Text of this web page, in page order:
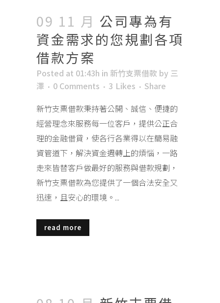
09 11 月 公司專為有
資金需求的您規劃各項
借款方案
Posted at 01:43h in 新竹支票借款 by 三
澤
0 Comments 3 Likes
Share
新竹支票借款秉持著公開、誠信、便捷的
經營理念來服務每一位客戶，提供公正合
理的金融借貸，使各行各業得以在簡易融
資管道下，解決資金週轉上的煩惱，一路
走來皆替客戶做最好的服務與借款規劃，
新竹支票借款為您提供了一個合法安全又
迅速，且安心的環境。...
read more